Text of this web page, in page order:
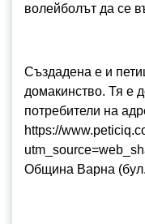
волейболът да се
Създадена е и
домакинство. Тя е
потребители на
https://
Община Варна (бул.